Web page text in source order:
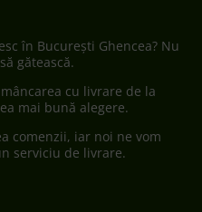
în București Ghencea? Nu
gătească.
cu livrare de la
mai bună alegere.
comenzii, iar noi ne vom
serviciu de livrare.